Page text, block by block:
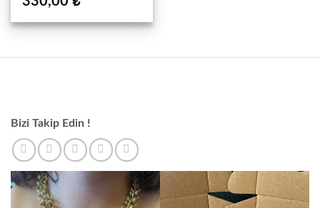
Bizi Takip Edin !